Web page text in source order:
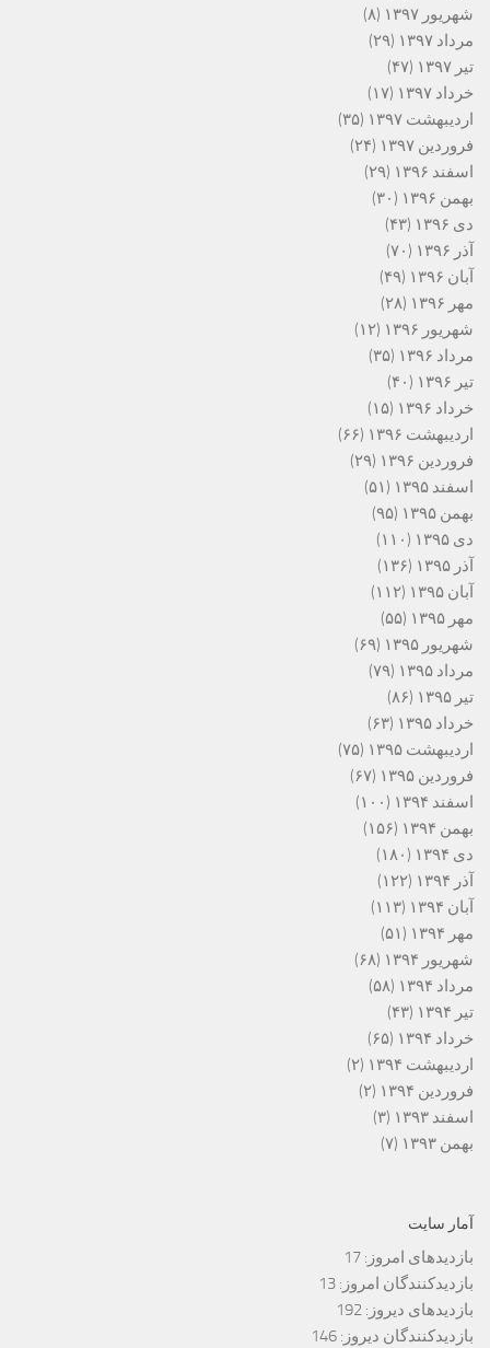
شهریور ۱۳۹۷
(۸)
مرداد ۱۳۹۷
(۲۹)
تیر ۱۳۹۷
(۴۷)
خرداد ۱۳۹۷
(۱۷)
اردیبهشت ۱۳۹۷
(۳۵)
فروردین ۱۳۹۷
(۲۴)
اسفند ۱۳۹۶
(۲۹)
بهمن ۱۳۹۶
(۳۰)
دی ۱۳۹۶
(۴۳)
آذر ۱۳۹۶
(۷۰)
آبان ۱۳۹۶
(۴۹)
مهر ۱۳۹۶
(۲۸)
شهریور ۱۳۹۶
(۱۲)
مرداد ۱۳۹۶
(۳۵)
تیر ۱۳۹۶
(۴۰)
خرداد ۱۳۹۶
(۱۵)
اردیبهشت ۱۳۹۶
(۶۶)
فروردین ۱۳۹۶
(۲۹)
اسفند ۱۳۹۵
(۵۱)
بهمن ۱۳۹۵
(۹۵)
دی ۱۳۹۵
(۱۱۰)
آذر ۱۳۹۵
(۱۳۶)
آبان ۱۳۹۵
(۱۱۲)
مهر ۱۳۹۵
(۵۵)
شهریور ۱۳۹۵
(۶۹)
مرداد ۱۳۹۵
(۷۹)
تیر ۱۳۹۵
(۸۶)
خرداد ۱۳۹۵
(۶۳)
اردیبهشت ۱۳۹۵
(۷۵)
فروردین ۱۳۹۵
(۶۷)
اسفند ۱۳۹۴
(۱۰۰)
بهمن ۱۳۹۴
(۱۵۶)
دی ۱۳۹۴
(۱۸۰)
آذر ۱۳۹۴
(۱۲۲)
آبان ۱۳۹۴
(۱۱۳)
مهر ۱۳۹۴
(۵۱)
شهریور ۱۳۹۴
(۶۸)
مرداد ۱۳۹۴
(۵۸)
تیر ۱۳۹۴
(۴۳)
خرداد ۱۳۹۴
(۶۵)
اردیبهشت ۱۳۹۴
(۲)
فروردین ۱۳۹۴
(۲)
اسفند ۱۳۹۳
(۳)
بهمن ۱۳۹۳
(۷)
آمار سایت
بازدیدهای امروز: 17
بازدیدکنندگان امروز: 13
بازدیدهای دیروز: 192
بازدیدکنندگان دیروز: 146